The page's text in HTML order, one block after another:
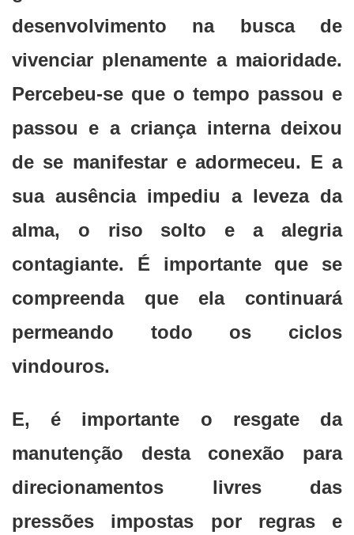
desenvolvimento na busca de
vivenciar plenamente a maioridade.
Percebeu-se que o tempo passou e
passou e a criança interna deixou
de se manifestar e adormeceu. E a
sua ausência impediu a leveza da
alma, o riso solto e a alegria
contagiante. É importante que se
compreenda que ela continuará
permeando todo os ciclos
vindouros.
E, é importante o resgate da
manutenção desta conexão para
direcionamentos livres das
pressões impostas por regras e